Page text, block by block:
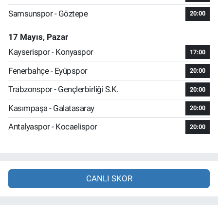
Samsunspor - Göztepe 20:00
17 Mayıs, Pazar
Kayserispor - Konyaspor
17:00
Fenerbahçe - Eyüpspor 20:00
Trabzonspor - Gençlerbirliği S.K. 20:00
Kasımpaşa - Galatasaray 20:00
Antalyaspor - Kocaelispor 20:00
CANLI SKOR